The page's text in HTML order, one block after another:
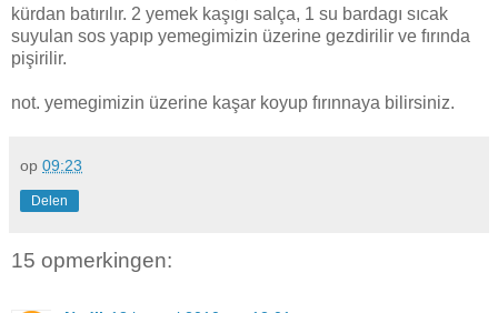
kürdan batırılır. 2 yemek kaşıgı salça, 1 su bardagı sıcak
suyulan sos yapıp yemegimizin üzerine gezdirilir ve fırında
pişirilir.
not. yemegimizin üzerine kaşar koyup fırınnaya bilirsiniz.
op 09:23
Delen
15 opmerkingen: